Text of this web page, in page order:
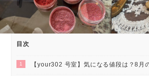
目次
1 【your302 号室】気になる値段は？8月